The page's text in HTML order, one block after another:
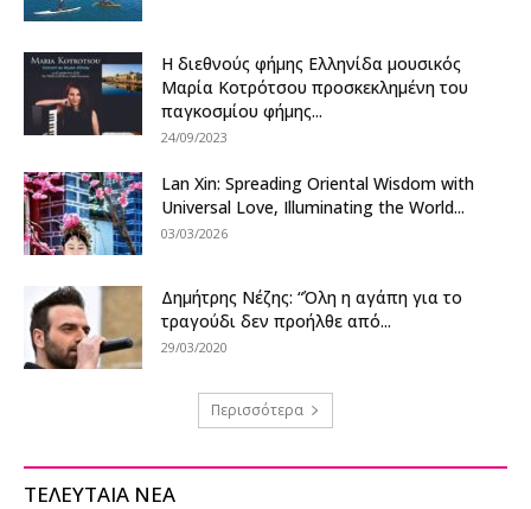
Η διεθνούς φήμης Ελληνίδα μουσικός
Μαρία Κοτρότσου προσκεκλημένη του
παγκοσμίου φήμης...
24/09/2023
Lan Xin: Spreading Oriental Wisdom with
Universal Love, Illuminating the World...
03/03/2026
Δημήτρης Nέζης: “Όλη η αγάπη για το
τραγούδι δεν προήλθε από...
29/03/2020
Περισσότερα
ΤΕΛΕΥΤΑΙΑ ΝΕΑ